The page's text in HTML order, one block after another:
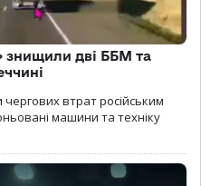
знищили дві ББМ та
чергових втрат російським
машини та техніку